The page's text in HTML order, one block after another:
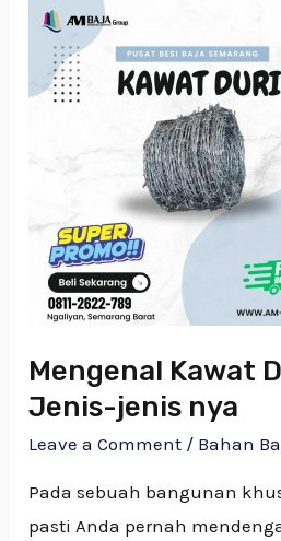
Mengenal Kawat
Jenis-jenis nya
Leave a Comment / Bahan
Pada sebuah bangunan
pasti Anda pernah
Mengenal
Kawat
Duri